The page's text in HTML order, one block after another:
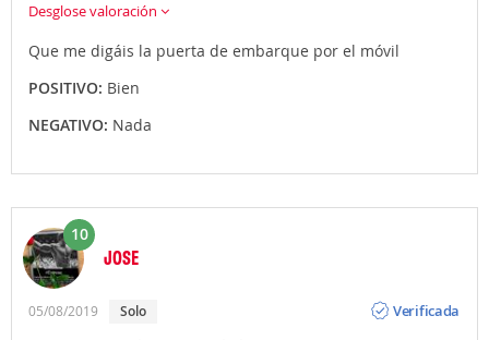
Desglose valoración
Que me digáis la puerta de embarque por el móvil
POSITIVO: Bien
NEGATIVO: Nada
10
JOSE
05/08/2019 Solo
Verificada